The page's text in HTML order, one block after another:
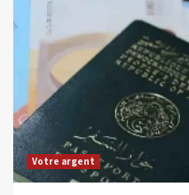
Votre argent